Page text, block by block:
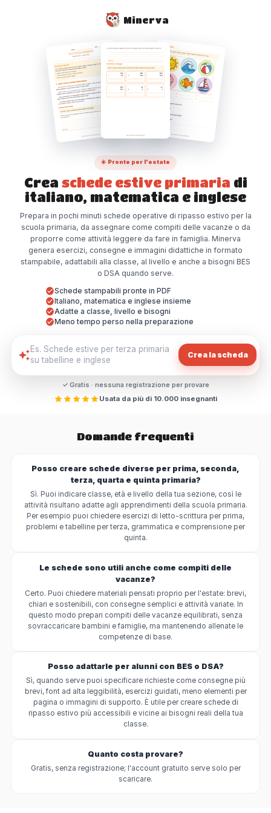
Minerva
☀️ Pronte per l'estate
Crea schede estive primaria di
italiano, matematica e inglese
Prepara in pochi minuti schede operative di ripasso estivo per la
scuola primaria, da assegnare come compiti delle vacanze o da
proporre come attività leggere da fare in famiglia. Minerva
genera esercizi, consegne e immagini didattiche in formato
stampabile, adattabili alla classe, al livello e anche a bisogni BES
o DSA quando serve.
Schede stampabili pronte in PDF
Italiano, matematica e inglese insieme
Adatte a classe, livello e bisogni
Meno tempo perso nella preparazione
Crea la scheda
✓ Gratis · nessuna registrazione per provare
Usata da più di 10.000 insegnanti
Domande frequenti
Posso creare schede diverse per prima, seconda,
terza, quarta e quinta primaria?
Sì. Puoi indicare classe, età e livello della tua sezione, così le
attività risultano adatte agli apprendimenti della scuola primaria.
Per esempio puoi chiedere esercizi di letto-scrittura per prima,
problemi e tabelline per terza, grammatica e comprensione per
quinta.
Le schede sono utili anche come compiti delle
vacanze?
Certo. Puoi chiedere materiali pensati proprio per l'estate: brevi,
chiari e sostenibili, con consegne semplici e attività variate. In
questo modo prepari compiti delle vacanze equilibrati, senza
sovraccaricare bambini e famiglie, ma mantenendo allenate le
competenze di base.
Posso adattarle per alunni con BES o DSA?
Sì, quando serve puoi specificare richieste come consegne più
brevi, font ad alta leggibilità, esercizi guidati, meno elementi per
pagina o immagini di supporto. È utile per creare schede di
ripasso estivo più accessibili e vicine ai bisogni reali della tua
classe.
Quanto costa provare?
Gratis, senza registrazione; l'account gratuito serve solo per
scaricare.